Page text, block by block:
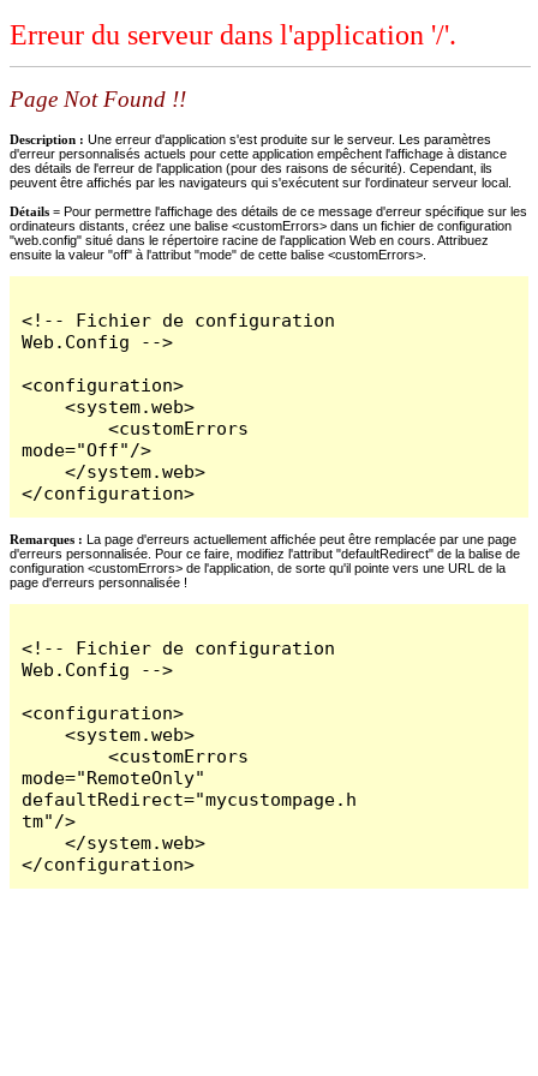
Erreur du serveur dans l'application '/'.
Page Not Found !!
Description : Une erreur d'application s'est produite sur le serveur. Les paramètres
d'erreur personnalisés actuels pour cette application empêchent l'affichage à distance
des détails de l'erreur de l'application (pour des raisons de sécurité). Cependant, ils
peuvent être affichés par les navigateurs qui s'exécutent sur l'ordinateur serveur local.
Détails = Pour permettre l'affichage des détails de ce message d'erreur spécifique sur les
ordinateurs distants, créez une balise <customErrors> dans un fichier de configuration
"web.config" situé dans le répertoire racine de l'application Web en cours. Attribuez
ensuite la valeur "off" à l'attribut "mode" de cette balise <customErrors>.
<!-- Fichier de configuration
Web.Config -->
<configuration>
    <system.web>
        <customErrors
mode="Off"/>
    </system.web>
</configuration>
Remarques : La page d'erreurs actuellement affichée peut être remplacée par une page
d'erreurs personnalisée. Pour ce faire, modifiez l'attribut "defaultRedirect" de la balise de
configuration <customErrors> de l'application, de sorte qu'il pointe vers une URL de la
page d'erreurs personnalisée !
<!-- Fichier de configuration
Web.Config -->
<configuration>
    <system.web>
        <customErrors
mode="RemoteOnly"
defaultRedirect="mycustompage.h
tm"/>
    </system.web>
</configuration>